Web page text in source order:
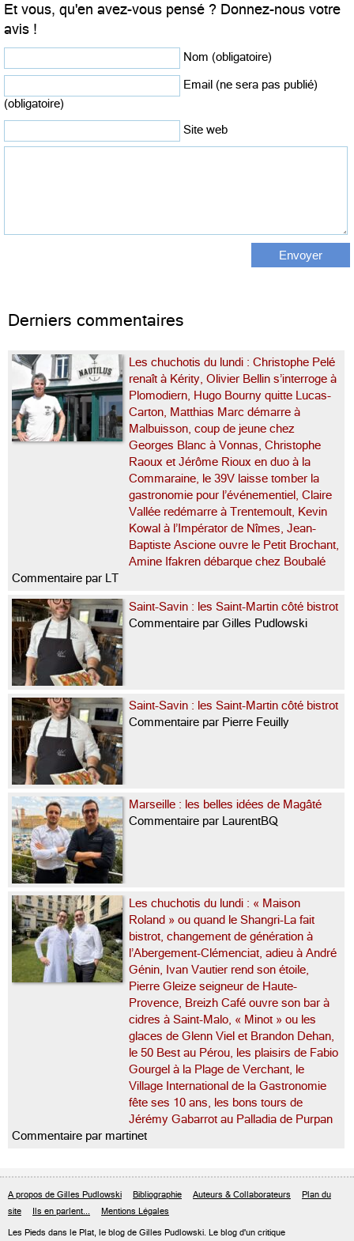
Et vous, qu'en avez-vous pensé ? Donnez-nous votre
avis !
Nom (obligatoire)
Email (ne sera pas publié)
(obligatoire)
Site web
Derniers commentaires
Les chuchotis du lundi : Christophe Pelé
renaît à Kérity, Olivier Bellin s’interroge à
Plomodiern, Hugo Bourny quitte Lucas-
Carton, Matthias Marc démarre à
Malbuisson, coup de jeune chez
Georges Blanc à Vonnas, Christophe
Raoux et Jérôme Rioux en duo à la
Commaraine, le 39V laisse tomber la
gastronomie pour l’événementiel, Claire
Vallée redémarre à Trentemoult, Kevin
Kowal à l’Impérator de Nîmes, Jean-
Baptiste Ascione ouvre le Petit Brochant,
Amine Ifakren débarque chez Boubalé
Commentaire par LT
Saint-Savin : les Saint-Martin côté bistrot
Commentaire par Gilles Pudlowski
Saint-Savin : les Saint-Martin côté bistrot
Commentaire par Pierre Feuilly
Marseille : les belles idées de Magâté
Commentaire par LaurentBQ
Les chuchotis du lundi : « Maison
Roland » ou quand le Shangri-La fait
bistrot, changement de génération à
l’Abergement-Clémenciat, adieu à André
Génin, Ivan Vautier rend son étoile,
Pierre Gleize seigneur de Haute-
Provence, Breizh Café ouvre son bar à
cidres à Saint-Malo, « Minot » ou les
glaces de Glenn Viel et Brandon Dehan,
le 50 Best au Pérou, les plaisirs de Fabio
Gourgel à la Plage de Verchant, le
Village International de la Gastronomie
fête ses 10 ans, les bons tours de
Jérémy Gabarrot au Palladia de Purpan
Commentaire par martinet
A propos de Gilles Pudlowski Bibliographie Auteurs & Collaborateurs
Plan du
site
Ils en parlent... Mentions Légales
Les Pieds dans le Plat, le blog de Gilles Pudlowski . Le blog d'un critique